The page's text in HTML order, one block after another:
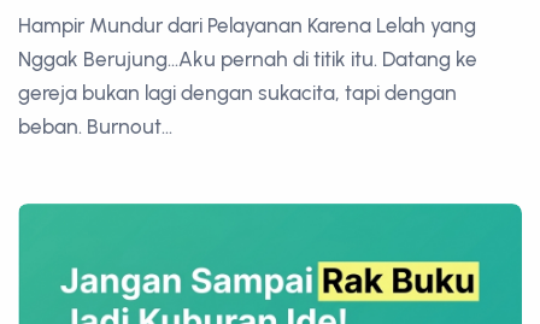
Hampir Mundur dari Pelayanan Karena Lelah yang
Nggak Berujung...Aku pernah di titik itu. Datang ke
gereja bukan lagi dengan sukacita, tapi dengan
beban. Burnout...